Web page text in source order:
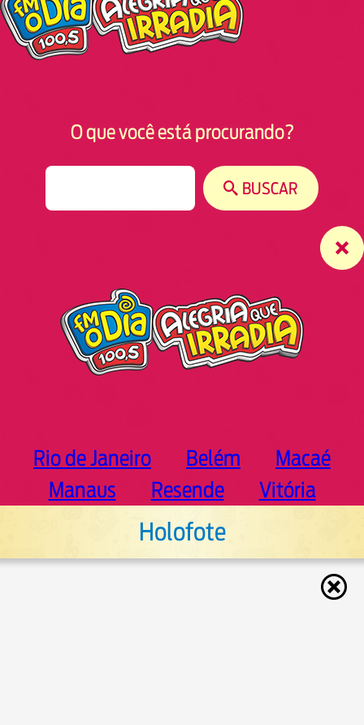
O que você está procurando?
BUSCAR
Rio de Janeiro Belém
Macaé
Manaus
Resende Vitória
Holofote